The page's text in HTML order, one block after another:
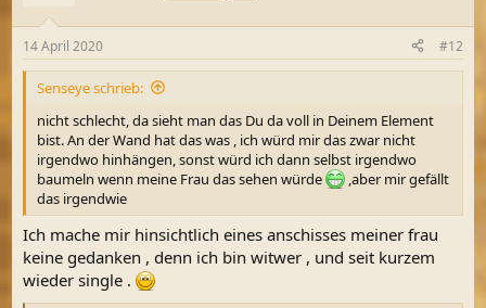
e
n
14 April 2020 #12
Senseye schrieb:
nicht schlecht, da sieht man das Du da voll in Deinem Element
bist. An der Wand hat das was , ich würd mir das zwar nicht
irgendwo hinhängen, sonst würd ich dann selbst irgendwo
baumeln wenn meine Frau das sehen würde
,aber mir gefällt
das irgendwie
Ich mache mir hinsichtlich eines anschisses meiner frau
keine gedanken , denn ich bin witwer , und seit kurzem
wieder single .